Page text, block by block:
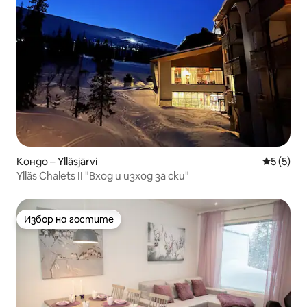
Кондо – Ylläsjärvi Средна
5 (5)
Ylläs Chalets II "Вход и изход за ски"
Избор на гостите
Избор на гостите